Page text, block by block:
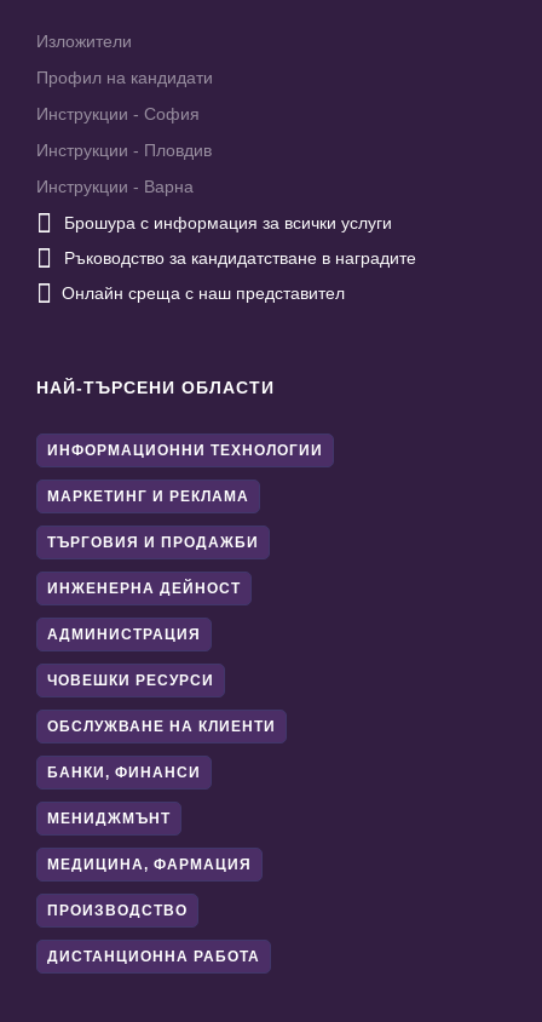
Изложители
Профил на кандидати
Инструкции - София
Инструкции - Пловдив
Инструкции - Варна
 Брошура с информация за всички услуги
 Ръководство за кандидатстване в наградите
 Онлайн среща с наш представител
НАЙ-ТЪРСЕНИ ОБЛАСТИ
ИНФОРМАЦИОННИ ТЕХНОЛОГИИ
МАРКЕТИНГ И РЕКЛАМА
ТЪРГОВИЯ И ПРОДАЖБИ
ИНЖЕНЕРНА ДЕЙНОСТ
АДМИНИСТРАЦИЯ
ЧОВЕШКИ РЕСУРСИ
ОБСЛУЖВАНЕ НА КЛИЕНТИ
БАНКИ, ФИНАНСИ
МЕНИДЖМЪНТ
МЕДИЦИНА, ФАРМАЦИЯ
ПРОИЗВОДСТВО
ДИСТАНЦИОННА РАБОТА